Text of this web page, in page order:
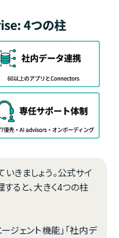
きましょう。公式サイ
ると、大きく4つの柱
ジェント機能」「社内デ